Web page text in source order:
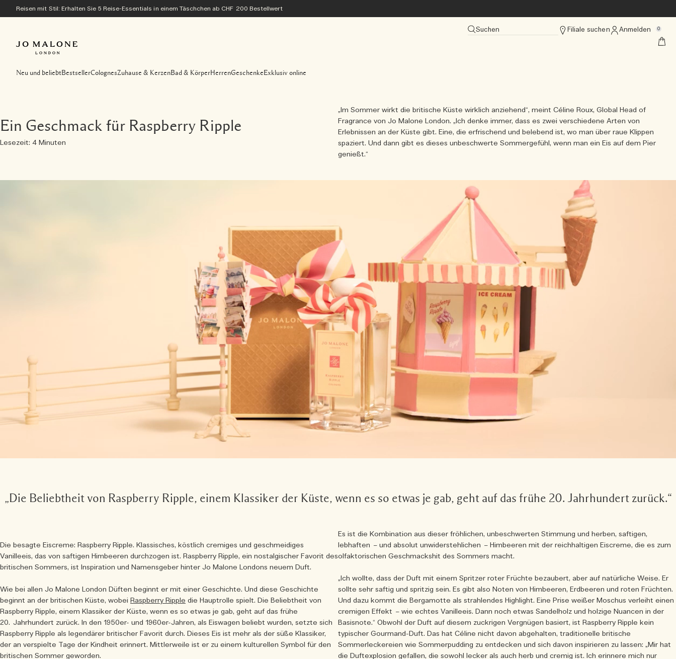
Reisen mit Stil: Erhalten Sie 5 Reise-Essentials in einem Täschchen ab CHF 200 Bestellwert
Suchen Filiale suchen Anmelden 0
Neu und beliebtBestsellerColognesZuhause & KerzenBad & KörperHerrenGeschenke Exklusiv online
Ein Geschmack für Raspberry Ripple
Lesezeit: 4 Minuten
„Im Sommer wirkt die britische Küste wirklich anziehend“, meint Céline Roux, Global Head of
Fragrance von Jo Malone London. „Ich denke immer, dass es zwei verschiedene Arten von
Erlebnissen an der Küste gibt. Eine, die erfrischend und belebend ist, wo man über raue Klippen
spaziert. Und dann gibt es dieses unbeschwerte Sommergefühl, wenn man ein Eis auf dem Pier
genießt.“
„Die Beliebtheit von Raspberry Ripple, einem Klassiker der Küste, wenn es so etwas je gab, geht auf das frühe 20. Jahrhundert zurück.“
Die besagte Eiscreme: Raspberry Ripple. Klassisches, köstlich cremiges und geschmeidiges
Vanilleeis, das von saftigen Himbeeren durchzogen ist. Raspberry Ripple, ein nostalgischer Favorit des
britischen Sommers, ist Inspiration und Namensgeber hinter Jo Malone Londons neuem Duft.
Wie bei allen Jo Malone London Düften beginnt er mit einer Geschichte. Und diese Geschichte
beginnt an der britischen Küste, wobei Raspberry Ripple die Hauptrolle spielt. Die Beliebtheit von
Raspberry Ripple, einem Klassiker der Küste, wenn es so etwas je gab, geht auf das frühe
20. Jahrhundert zurück. In den 1950er- und 1960er-Jahren, als Eiswagen beliebt wurden, setzte sich
Raspberry Ripple als legendärer britischer Favorit durch. Dieses Eis ist mehr als der süße Klassiker,
der an verspielte Tage der Kindheit erinnert. Mittlerweile ist er zu einem kulturellen Symbol für den
britischen Sommer geworden.
Es ist die Kombination aus dieser fröhlichen, unbeschwerten Stimmung und herben, saftigen,
lebhaften – und absolut unwiderstehlichen – Himbeeren mit der reichhaltigen Eiscreme, die es zum
olfaktorischen Geschmackshit des Sommers macht.
„Ich wollte, dass der Duft mit einem Spritzer roter Früchte bezaubert, aber auf natürliche Weise. Er
sollte sehr saftig und spritzig sein. Es gibt also Noten von Himbeeren, Erdbeeren und roten Früchten.
Und dazu kommt die Bergamotte als strahlendes Highlight. Eine Prise weißer Moschus verleiht einen
cremigen Effekt – wie echtes Vanilleeis. Dann noch etwas Sandelholz und holzige Nuancen in der
Basisnote.“ Obwohl der Duft auf diesem zuckrigen Vergnügen basiert, ist Raspberry Ripple kein
typischer Gourmand-Duft. Das hat Céline nicht davon abgehalten, traditionelle britische
Sommerleckereien wie Sommerpudding zu entdecken und sich davon inspirieren zu lassen: „Mir hat
die Duftexplosion gefallen, die sowohl lecker als auch herb und cremig ist. Ich erinnere mich nur